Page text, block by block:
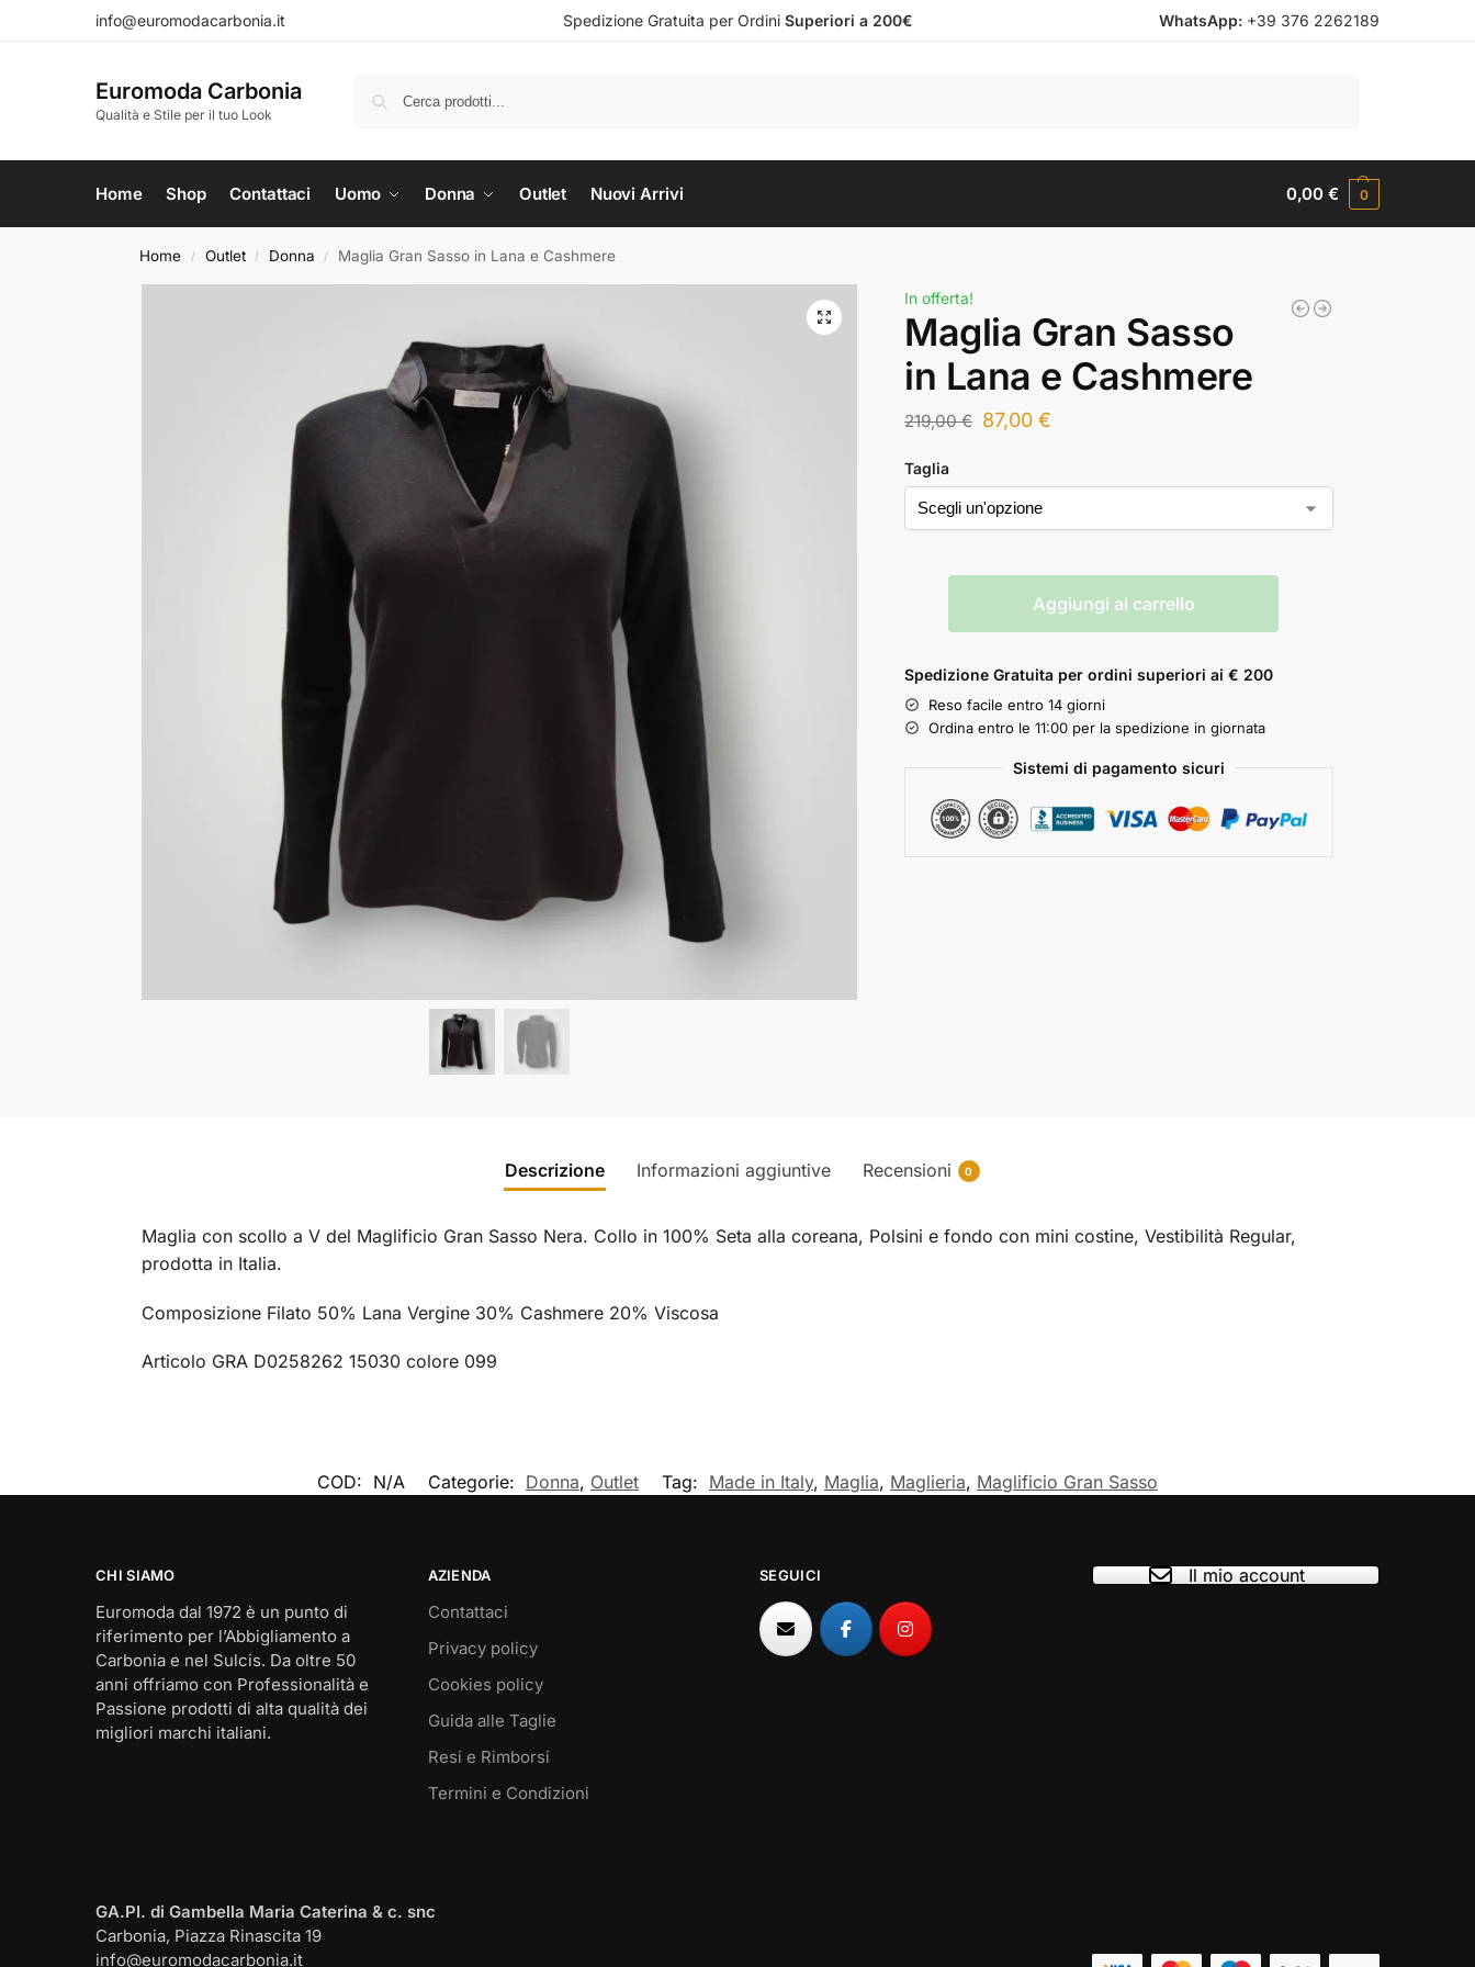
info@euromodacarbonia.it Spedizione Gratuita per Ordini Superiori a 200€ WhatsApp: +39 376 2262189
Euromoda Carbonia
Qualità e Stile per il tuo Look
Home Shop Contattaci Uomo Donna Outlet Nuovi Arrivi 0,00€ 0
Home / Outlet / Donna / Maglia Gran Sasso in Lana e Cashmere
In offerta!
Maglia Gran Sasso
in Lana e Cashmere
219,00€ 87,00€
Taglia
Aggiungi al carrello
Spedizione Gratuita per ordini superiori ai € 200
Reso facile entro 14 giorni
Ordina entro le 11:00 per la spedizione in giornata
Sistemi di pagamento sicuri
Descrizione Informazioni aggiuntive Recensioni 0
Maglia con scollo a V del Maglificio Gran Sasso Nera. Collo in 100% Seta alla coreana, Polsini e fondo con mini costine, Vestibilità Regular,
prodotta in Italia.
Composizione Filato 50% Lana Vergine 30% Cashmere 20% Viscosa
Articolo GRA D0258262 15030 colore 099
COD: N/A Categorie: Donna, Outlet Tag: Made in Italy, Maglia, Maglieria, Maglificio Gran Sasso
CHI SIAMO
Euromoda dal 1972 è un punto di
riferimento per l’Abbigliamento a
Carbonia e nel Sulcis. Da oltre 50
anni offriamo con Professionalità e
Passione prodotti di alta qualità dei
migliori marchi italiani.
AZIENDA
Contattaci
Privacy policy
Cookies policy
Guida alle Taglie
Resi e Rimborsi
Termini e Condizioni
SEGUICI Il mio account
GA.PI. di Gambella Maria Caterina & c. snc
Carbonia, Piazza Rinascita 19
info@euromodacarbonia.it